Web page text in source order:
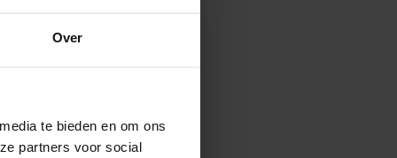
Over
te bieden en om ons
partners voor social